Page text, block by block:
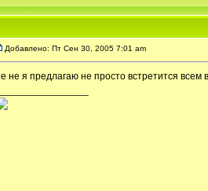
Добавлено: Пт Сен 30, 2005 7:01 am
не я предлагаю не просто встретится всем